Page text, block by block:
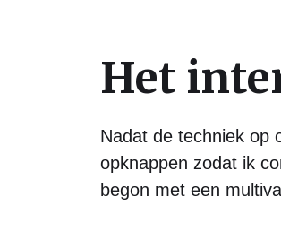
Het
Nadat de techniek op
opknappen zodat ik
begon met een